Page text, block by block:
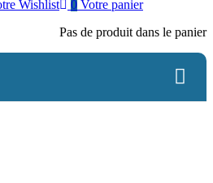
0 Votre panier
Pas de produit dans le panier
Wishlist